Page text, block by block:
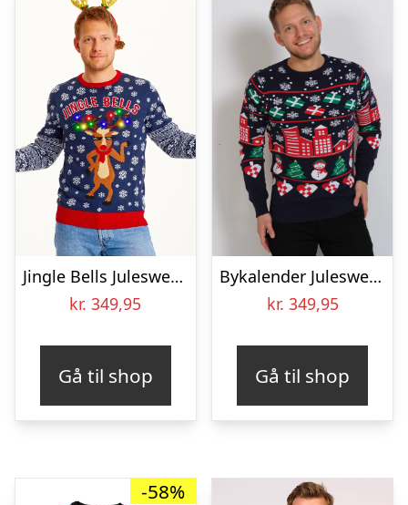
Jingle Bells Julesweateren – herre / mænd
kr. 349,95
Gå til shop
Bykalender Julesweateren – herre / mænd.
kr. 349,95
Gå til shop
-58%